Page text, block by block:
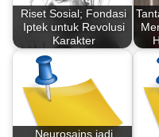
Riset Sosial; Fondasi
Iptek untuk Revolusi
Karakter
Neurosains jadi